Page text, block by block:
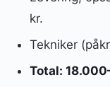
kr.
Tekniker
Total: